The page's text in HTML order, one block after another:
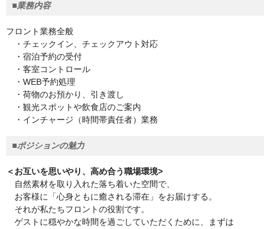
■業務内容
フロント業務全般
・チェックイン、チェックアウト対応
・宿泊予約の受付
・客室コントロール
・WEB予約処理
・荷物のお預かり、引き渡し
・観光スポットや飲食店のご案内
・インチャージ（時間帯責任者）業務
■ポジションの魅力
＜お互いを思いやり、高め合う職場環境>
自然素材を取り入れた落ち着いた空間で、
お客様に「心身ともに癒される滞在」をお届けする。
それが私たちフロントの役割です。
ゲストに穏やかな時間を過ごしていただくために、まずは